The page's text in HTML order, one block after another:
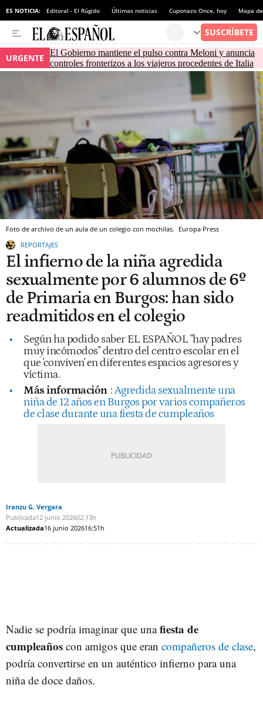
ES NOTICIA: Editoral - El Rúgido Últimas noticias Cuponazo Once, hoy Mapa
URGENTE
El Gobierno mantiene el pulso contra Meloni y anuncia
controles fronterizos a los viajeros procedentes de Italia
Foto de archivo de un aula de un colegio con mochilas. Europa Press
REPORTAJES
El infierno de la niña agredida
sexualmente por 6 alumnos de 6º
de Primaria en Burgos: han sido
readmitidos en el colegio
Según ha podido saber EL ESPAÑOL "hay padres
muy incómodos" dentro del centro escolar en el
que 'conviven' en diferentes espacios agresores y
víctima.
Más información :Agredida sexualmente una
niña de 12 años en Burgos por varios compañeros
de clase durante una fiesta de cumpleaños
Iranzu G. Vergara
Publicada12 junio 202602:13h
Actualizada16 junio 202616:51h
Nadie se podría imaginar que unafiesta de
cumpleaños con amigos que eran compañeros de clase,
podría convertirse en un auténtico infierno para una
niña de doce daños.